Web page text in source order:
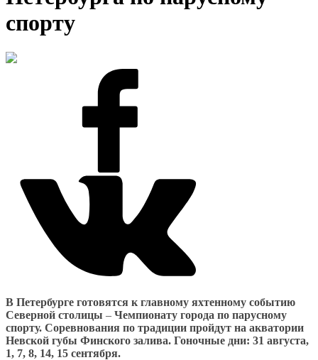
спорту
В Петербурге готовятся к главному яхтенному событию
Северной столицы – Чемпионату города по парусному
спорту. Соревнования по традиции пройдут на акватории
Невской губы Финского залива. Гоночные дни: 31 августа,
1, 7, 8, 14, 15 сентября.